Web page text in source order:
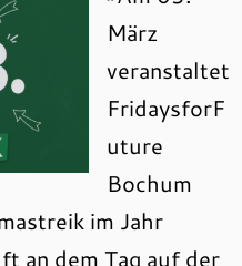
März
veranstaltet
FridaysforF
uture
Bochum
im Jahr
an dem Tag auf der